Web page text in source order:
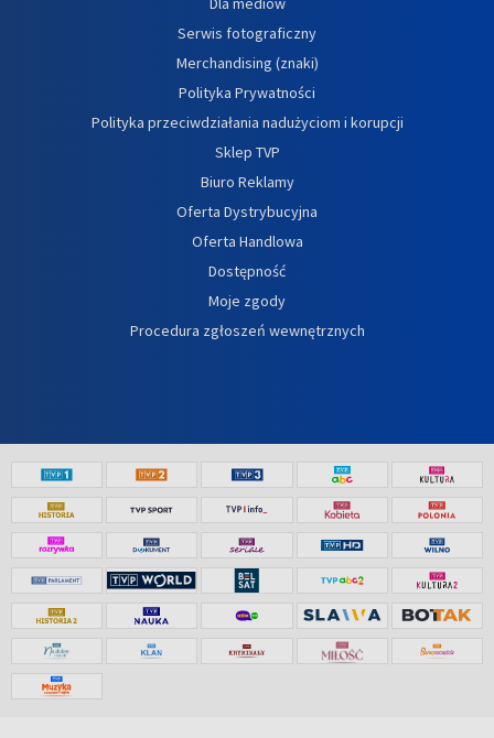
Serwis fotograficzny
Merchandising (znaki)
Polityka Prywatności
Polityka przeciwdziałania nadużyciom i korupcji
Sklep TVP
Biuro Reklamy
Oferta Dystrybucyjna
Oferta Handlowa
Dostępność
Moje zgody
Procedura zgłoszeń wewnętrznych